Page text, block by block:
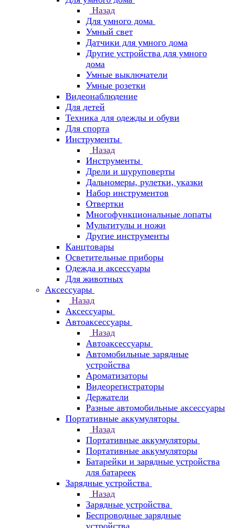
Назад
Для умного дома
Умный свет
Датчики для умного дома
Другие устройства для умного
дома
Умные выключатели
Умные розетки
Видеонаблюдение
Для детей
Техника для одежды и обуви
Для спорта
Инструменты
Назад
Инструменты
Дрели и шуруповерты
Дальномеры, рулетки, указки
Набор инструментов
Отвертки
Многофункциональные лопаты
Мультитулы и ножи
Другие инструменты
Канцтовары
Осветительные приборы
Одежда и аксессуары
Для животных
Аксессуары
Назад
Аксессуары
Автоаксессуары
Назад
Автоаксессуары
Автомобильные зарядные
устройства
Ароматизаторы
Видеорегистраторы
Держатели
Разные автомобильные аксессуары
Портативные аккумуляторы
Назад
Портативные аккумуляторы
Портативные аккумуляторы
Батарейки и зарядные устройства
для батареек
Зарядные устройства
Назад
Зарядные устройства
Беспроводные зарядные
устройства